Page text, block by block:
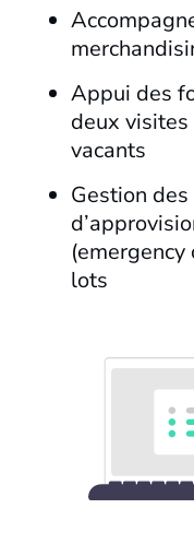
Appui des
deux
vacants
Gestion
lots